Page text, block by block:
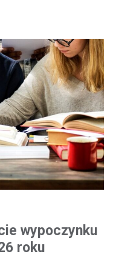
wypoczynku
roku